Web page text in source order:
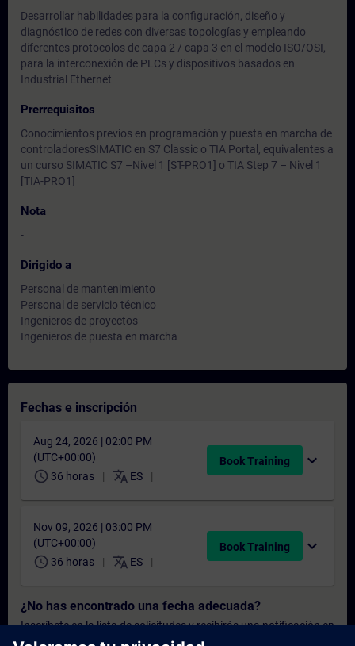
Desarrollar habilidades para la configuración, diseño y
diagnóstico de redes con diversas topologías y empleando
diferentes protocolos de capa 2 / capa 3 en el modelo ISO/OSI,
para la interconexión de PLCs y dispositivos basados en
Industrial Ethernet
Prerrequisitos
Conocimientos previos en programación y puesta en marcha de
controladoresSIMATIC en S7 Classic o TIA Portal, equivalentes a
un curso SIMATIC S7 –Nivel 1 [ST-PRO1] o TIA Step 7 – Nivel 1
[TIA-PRO1]
Nota
-
Dirigido a
Personal de mantenimiento
Personal de servicio técnico
Ingenieros de proyectos
Ingenieros de puesta en marcha
Fechas e inscripción
Aug 24, 2026 | 02:00 PM
(UTC+00:00)
schedule 36 horas translate ES
Book Training expand_more
Nov 09, 2026 | 03:00 PM
(UTC+00:00)
schedule 36 horas translate ES
Book Training expand_more
¿No has encontrado una fecha adecuada?
Inscríbete en la lista de solicitudes y recibirás una notificación en
cuanto haya nuevas fechas disponibles.